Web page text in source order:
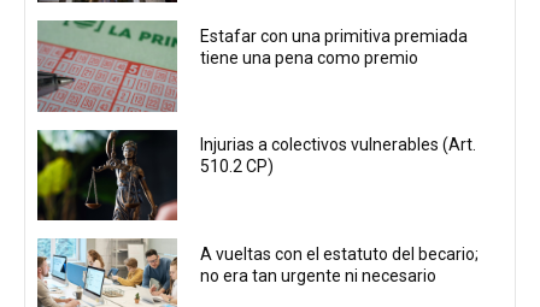
Estafar con una primitiva premiada
tiene una pena como premio
Injurias a colectivos vulnerables (Art.
510.2 CP)
A vueltas con el estatuto del becario;
no era tan urgente ni necesario